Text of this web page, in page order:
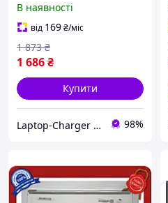
В наявності
від 169₴/міс
1 686₴
1 873 ₴
Купити
Laptop-Charger - інтернет магазин комплектуючих до ноутбуків 98%